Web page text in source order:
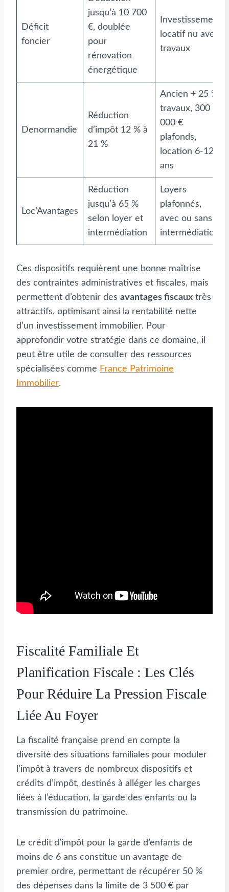
Déficit
foncier
jusqu’à 10 700
€, doublée
pour
rénovation
énergétique
Investissement
locatif nu avec
travaux
Denormandie
Réduction
d’impôt 12 % à
21 %
Ancien + 25 %
travaux, 300
000 €
plafonds,
location 6-12
ans
Loc’Avantages
Réduction
jusqu’à 65 %
selon loyer et
intermédiation
Loyers
plafonnés,
avec ou sans
intermédiation
Ces dispositifs requièrent une bonne maîtrise
des contraintes administratives et fiscales, mais
permettent d’obtenir des avantages fiscaux très
attractifs, optimisant ainsi la rentabilité nette
d’un investissement immobilier. Pour
approfondir votre stratégie dans ce domaine, il
peut être utile de consulter des ressources
spécialisées comme France Patrimoine
Immobilier.
Fiscalité Familiale Et
Planification Fiscale : Les Clés
Pour Réduire La Pression Fiscale
Liée Au Foyer
La fiscalité française prend en compte la
diversité des situations familiales pour moduler
l’impôt à travers de nombreux dispositifs et
crédits d’impôt, destinés à alléger les charges
liées à l’éducation, la garde des enfants ou la
transmission du patrimoine.
Le crédit d’impôt pour la garde d’enfants de
moins de 6 ans constitue un avantage de
premier ordre, permettant de récupérer 50 %
des dépenses dans la limite de 3 500 € par